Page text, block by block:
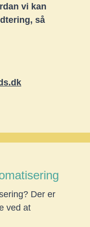
vi kan
så
Der er
ved at